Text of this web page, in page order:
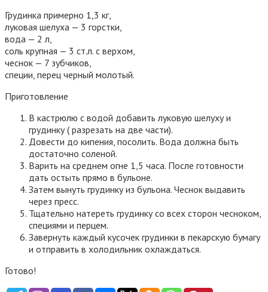
Грудинка примерно 1,3 кг,
луковая шелуха — 3 горстки,
вода — 2 л,
соль крупная — 3 ст.л. с верхом,
чеснок — 7 зубчиков,
специи, перец черный молотый.
Приготовление
В кастрюлю с водой добавить луковую шелуху и
грудинку ( разрезать на две части).
Довести до кипения, посолить. Вода должна быть
достаточно соленой.
Варить на среднем огне 1,5 часа. После готовности
дать остыть прямо в бульоне.
Затем вынуть грудинку из бульона. Чеснок выдавить
через пресс.
Тщательно натереть грудинку со всех сторон чесноком,
специями и перцем.
Завернуть каждый кусочек грудинки в пекарскую бумагу
и отправить в холодильник охлаждаться.
Готово!